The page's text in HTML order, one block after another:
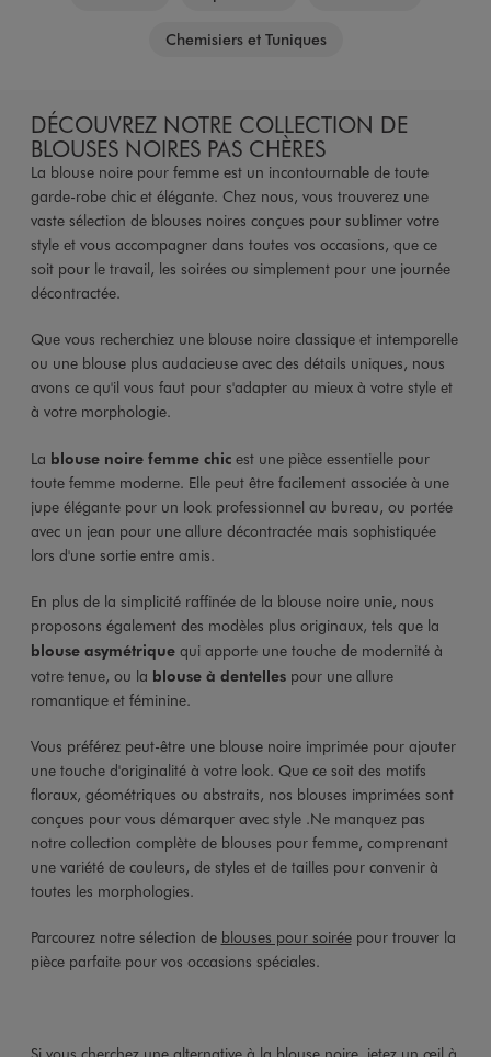
Chemisiers et Tuniques
DÉCOUVREZ NOTRE COLLECTION DE
BLOUSES NOIRES PAS CHÈRES
La blouse noire pour femme est un incontournable de toute
garde-robe chic et élégante. Chez nous, vous trouverez une
vaste sélection de blouses noires conçues pour sublimer votre
style et vous accompagner dans toutes vos occasions, que ce
soit pour le travail, les soirées ou simplement pour une journée
décontractée.
Que vous recherchiez une blouse noire classique et intemporelle
ou une blouse plus audacieuse avec des détails uniques, nous
avons ce qu'il vous faut pour s'adapter au mieux à votre style et
à votre morphologie.
La blouse noire femme chicest une pièce essentielle pour
toute femme moderne. Elle peut être facilement associée à une
jupe élégante pour un look professionnel au bureau, ou portée
avec un jean pour une allure décontractée mais sophistiquée
lors d'une sortie entre amis.
En plus de la simplicité raffinée de la blouse noire unie, nous
proposons également des modèles plus originaux, tels que la
blouse asymétriquequi apporte une touche de modernité à
votre tenue, ou la blouse à dentellespour une allure
romantique et féminine.
Vous préférez peut-être une blouse noire imprimée pour ajouter
une touche d'originalité à votre look. Que ce soit des motifs
floraux, géométriques ou abstraits, nos blouses imprimées sont
conçues pour vous démarquer avec style .Ne manquez pas
notre collection complète de blouses pour femme, comprenant
une variété de couleurs, de styles et de tailles pour convenir à
toutes les morphologies.
Parcourez notre sélection de blouses pour soiréepour trouver la
pièce parfaite pour vos occasions spéciales.